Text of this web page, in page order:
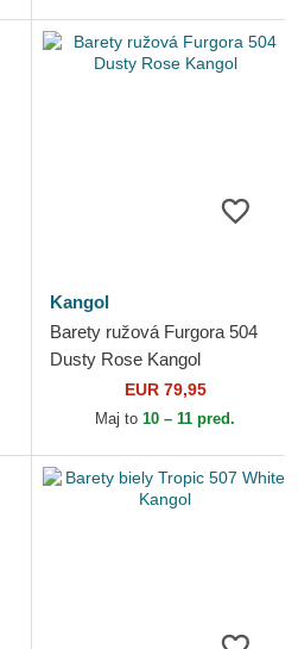
Kangol
Barety ružová Furgora 504
Dusty Rose Kangol
EUR 79,95
Maj to 10 – 11 pred.